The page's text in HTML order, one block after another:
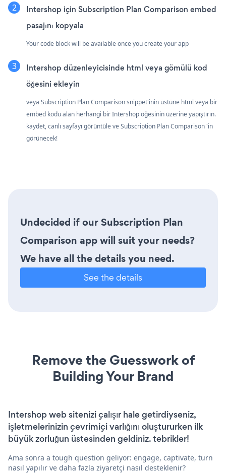
Intershop için Subscription Plan Comparison embed
pasajını kopyala
Your code block will be available once you create your app
Intershop düzenleyicisinde html veya gömülü kod
öğesini ekleyin
veya Subscription Plan Comparison snippet'inin üstüne html veya bir
embed kodu alan herhangi bir Intershop öğesinin üzerine yapıştırın.
kaydet, canlı sayfayı görüntüle ve Subscription Plan Comparison 'in
görünecek!
Undecided if our Subscription Plan
Comparison app will suit your needs?
We have all the details you need.
See the details
Remove the Guesswork of
Building Your Brand
Intershop web sitenizi çalışır hale getirdiyseniz,
işletmelerinizin çevrimiçi varlığını oluştururken ilk
büyük zorluğun üstesinden geldiniz. tebrikler!
Ama sonra a tough question geliyor: engage, captivate, turn
nasıl yapılır ve daha fazla ziyaretçi nasıl desteklenir?